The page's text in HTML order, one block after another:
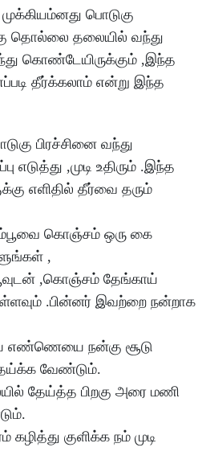
பொடுகு
தொல்லை தலையில் வந்து
கொண்டேயிருக்கும் ,இந்த
தீர்க்கலாம் என்று இந்த
பிரச்சினை வந்து
எடுத்து ,முடி உதிரும் .இந்த
எளிதில் தீர்வை தரும்
கொஞ்சம் ஒரு கை
,
,கொஞ்சம் தேங்காய்
.பின்னர் இவற்றை நன்றாக
எண்ணெயை நன்கு சூடு
வேண்டும்.
தேய்த்த பிறகு அரை மணி
குளிக்க நம் முடி